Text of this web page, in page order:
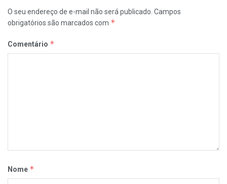
O seu endereço de e-mail não será publicado. Campos
obrigatórios são marcados com *
Comentário *
Nome *